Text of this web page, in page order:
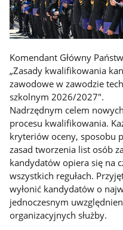
Komendant Główny
„Zasady kwalifikowania
zawodowe w zawodzie
szkolnym 2026/2027".
Nadrzędnym celem
procesu kwalifikowania.
kryteriów oceny, sposobu
zasad tworzenia list osób
kandydatów opiera się na
wszystkich regułach.
wyłonić kandydatów o
jednoczesnym
organizacyjnych służby.